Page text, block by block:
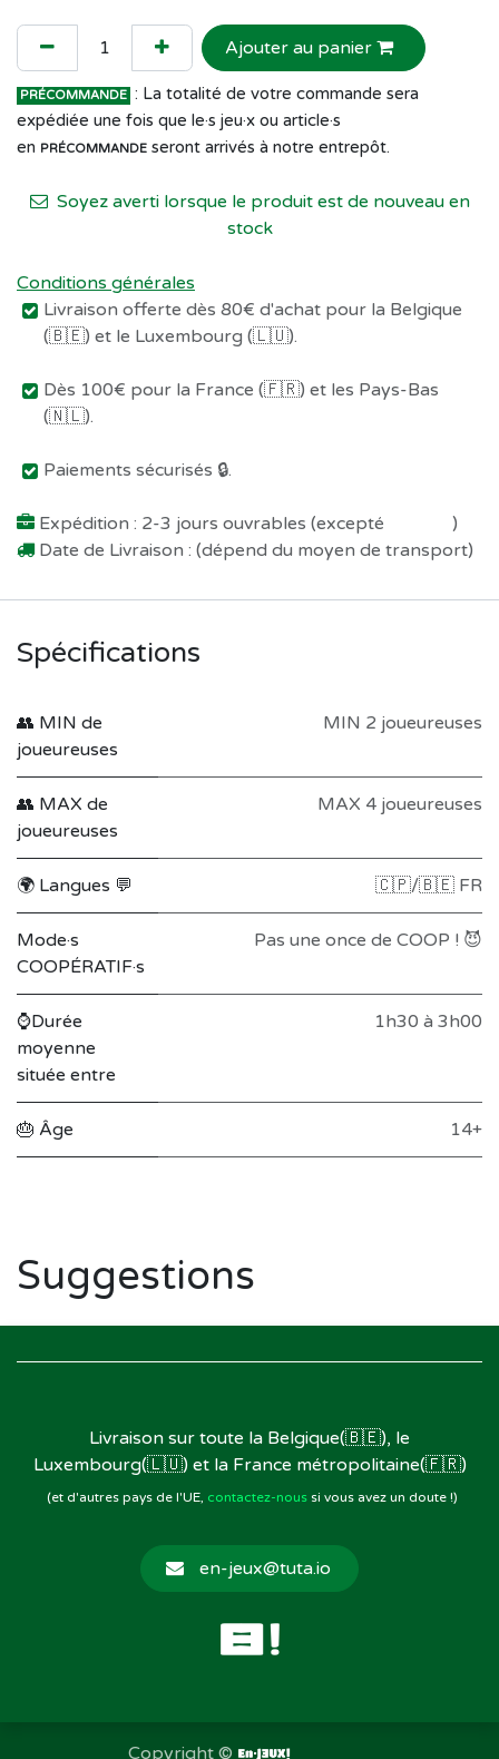
Ajouter au panier
PRÉCOMMANDE : La totalité de votre commande sera
expédiée une fois que le·s jeu·x ou article·s
en PRÉCOMMANDE seront arrivés à notre entrepôt.
Soyez averti lorsque le produit est de nouveau en
stock
Conditions générales
Livraison offerte dès 80€ d'achat pour la Belgique
(🇧🇪) et le Luxembourg (🇱🇺).
Dès 100€ pour la France (🇫🇷) et les Pays-Bas
(🇳🇱).
Paiements sécurisés 🔒.
Expédition : 2-3 jours ouvrables (excepté
)
Date de Livraison : (dépend du moyen de transport)
Spécifications
👥 MIN de
joueureuses
MIN 2 joueureuses
👥 MAX de
joueureuses
MAX 4 joueureuses
🌍 Langues 💬 🇨🇵/🇧🇪 FR
Mode·s
COOPÉRATIF·s
Pas une once de COOP ! 😈
⌚Durée
moyenne
située entre
1h30 à 3h00
🎂 Âge 14+
Suggestions
Livraison sur toute la Belgique(🇧🇪), le
Luxembourg(🇱🇺) et la France métropolitaine(🇫🇷)
(et d'autres pays de l'UE, contactez-noussi vous avez un doute !)
en-jeux@tuta.io
Copyright ©